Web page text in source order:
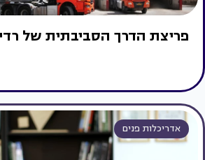
פריצת הדרך הסביבתית של
אדריכלות פנים